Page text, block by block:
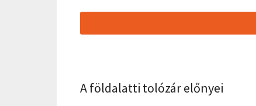
A földalatti tolózár előnyei